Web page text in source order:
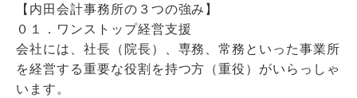
【内田会計事務所の３つの強み】
０１．ワンストップ経営支援
会社には、社長（院長）、専務、常務といった事業所
を経営する重要な役割を持つ方（重役）がいらっしゃ
います。